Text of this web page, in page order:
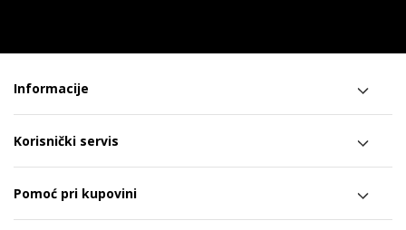
Informacije
Korisnički servis
Pomoć pri kupovini